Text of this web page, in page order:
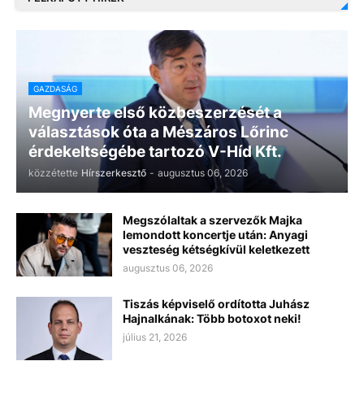
GAZDASÁG
Megnyerte első közbeszerzését a
választások óta a Mészáros Lőrinc
érdekeltségébe tartozó V-Híd Kft.
közzétette Hírszerkesztő - augusztus 06, 2026
Megszólaltak a szervezők Majka
lemondott koncertje után: Anyagi
veszteség kétségkívül keletkezett
augusztus 06, 2026
Tiszás képviselő ordította Juhász
Hajnalkának: Több botoxot neki!
július 21, 2026